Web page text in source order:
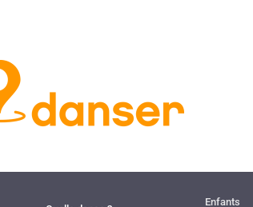
Enfants